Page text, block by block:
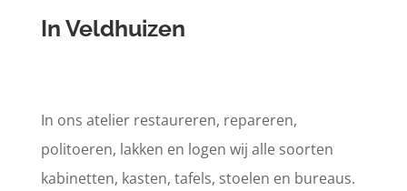
In Veldhuizen
In ons atelier restaureren, repareren,
politoeren, lakken en logen wij alle soorten
kabinetten, kasten, tafels, stoelen en bureaus.